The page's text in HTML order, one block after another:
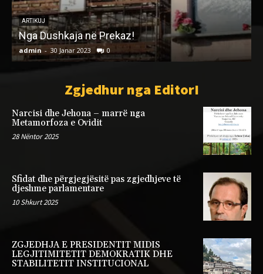
ARTIKUJ
LIRIA KA FYTYRËN EDHE TË GRUAS SHQIPTARE
admin - 14 Shtator 2025 0
Zgjedhur nga EditorI
Narcisi dhe Jehona – marrë nga
Metamorfoza e Ovidit
28 Nëntor 2025
Sfidat dhe përgjegjësitë pas zgjedhjeve të
djeshme parlamentare
10 Shkurt 2025
ZGJEDHJA E PRESIDENTIT MIDIS
LEGJITIMITETIT DEMOKRATIK DHE
STABILITETIT INSTITUCIONAL